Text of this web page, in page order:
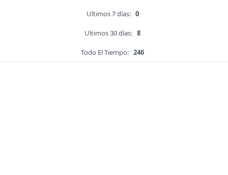
Ultimos 7 días: 0
Ultimos 30 días: 8
Todo El Tiempo: 246